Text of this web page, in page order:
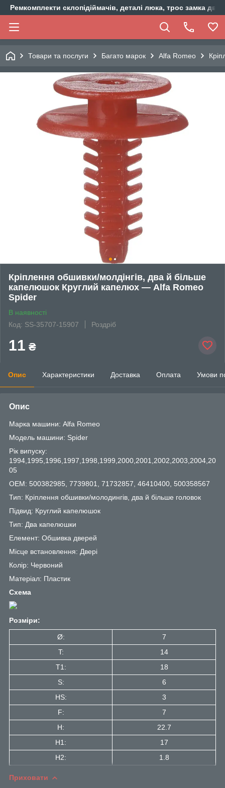
Ремкомплекти склопідіймачів, деталі люка, трос замка
Товари та послуги Багато марок Alfa Romeo
Кріплення обшивки/молдінгів, два й більше
капелюшок Круглий капелюх — Alfa Romeo
Spider
В наявності
Код: SS-35707-15907
Роздріб
11 ₴
Опис Характеристики Доставка Оплата Умови
Опис
Марка машини: Alfa Romeo
Модель машини: Spider
Рік випуску:
1994,1995,1996,1997,1998,1999,2000,2001,2002,2003,2004,20
05
OEM: 500382985, 7739801, 71732857, 46410400, 500358567
Тип: Кріплення обшивки/молодингів, два й більше головок
Підвид: Круглий капелюшок
Тип: Два капелюшки
Елемент: Обшивка дверей
Місце встановлення: Двері
Колір: Червоний
Матеріал: Пластик
Схема
Розміри:
Ø:
7
T:
14
T1:
18
S:
6
HS:
3
F:
7
H:
22.7
H1:
17
H2:
1.8
Приховати